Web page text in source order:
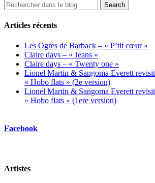
Articles récents
Les Ogres de Barback – « P’tit cœur »
Claire days – « Jeans »
Claire days – « Twenty one »
Lionel Martin & Sangoma Everett
« Hobo flats » (2e version)
Lionel Martin & Sangoma Everett
« Hobo flats » (1ere version)
Facebook
Artistes